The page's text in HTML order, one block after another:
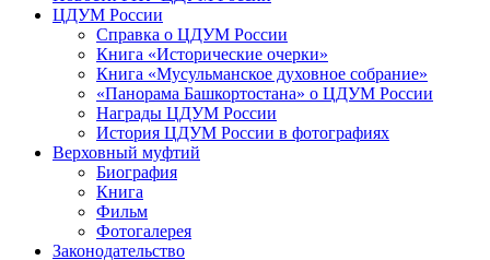
ЦДУМ России
Справка о ЦДУМ России
Книга «Исторические очерки»
Книга «Мусульманское духовное собрание»
«Панорама Башкортостана» о ЦДУМ России
Награды ЦДУМ России
История ЦДУМ России в фотографиях
Верховный муфтий
Биография
Книга
Фильм
Фотогалерея
Законодательство